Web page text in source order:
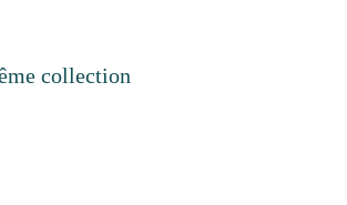
collection